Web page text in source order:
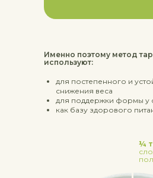
Именно поэтому метод
используют:
для постепенного и
снижения веса
для поддержки формы у
как базу здорового
¼